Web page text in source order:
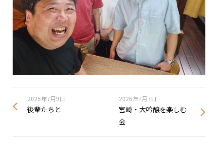
2026年7月9日
後輩たちと
2026年7月7日
宮崎・大吟醸を楽しむ
会